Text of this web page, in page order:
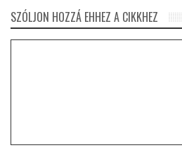
SZÓLJON HOZZÁ EHHEZ A CIKKHEZ